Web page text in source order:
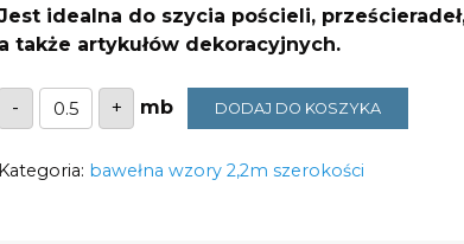
idealna do szycia pościeli,
a także artykułów dekoracyjnych.
-
ilość
Bawełna
różowe
na
+ DODAJ DO KOSZYKA
Kategoria: bawełna wzory 2,2m szerokości